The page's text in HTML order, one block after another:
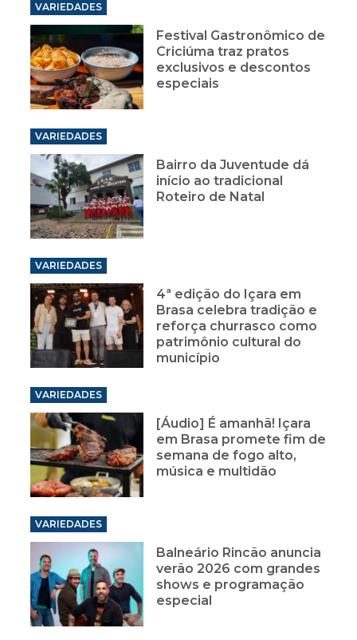
VARIEDADES
Festival Gastronômico de
Criciúma traz pratos
exclusivos e descontos
especiais
VARIEDADES
Bairro da Juventude dá
início ao tradicional
Roteiro de Natal
VARIEDADES
4ª edição do Içara em
Brasa celebra tradição e
reforça churrasco como
patrimônio cultural do
município
VARIEDADES
[Áudio] É amanhã! Içara
em Brasa promete fim de
semana de fogo alto,
música e multidão
VARIEDADES
Balneário Rincão anuncia
verão 2026 com grandes
shows e programação
especial